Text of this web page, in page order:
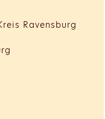
Ravensburg